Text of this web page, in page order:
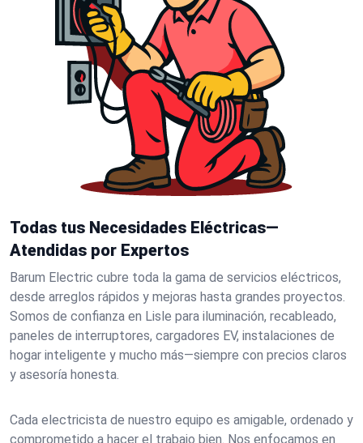
Todas tus Necesidades Eléctricas—
Atendidas por Expertos
Barum Electric cubre toda la gama de servicios eléctricos,
desde arreglos rápidos y mejoras hasta grandes proyectos.
Somos de confianza en Lisle para iluminación, recableado,
paneles de interruptores, cargadores EV, instalaciones de
hogar inteligente y mucho más—siempre con precios claros
y asesoría honesta.
Cada electricista de nuestro equipo es amigable, ordenado y
comprometido a hacer el trabajo bien. Nos enfocamos en